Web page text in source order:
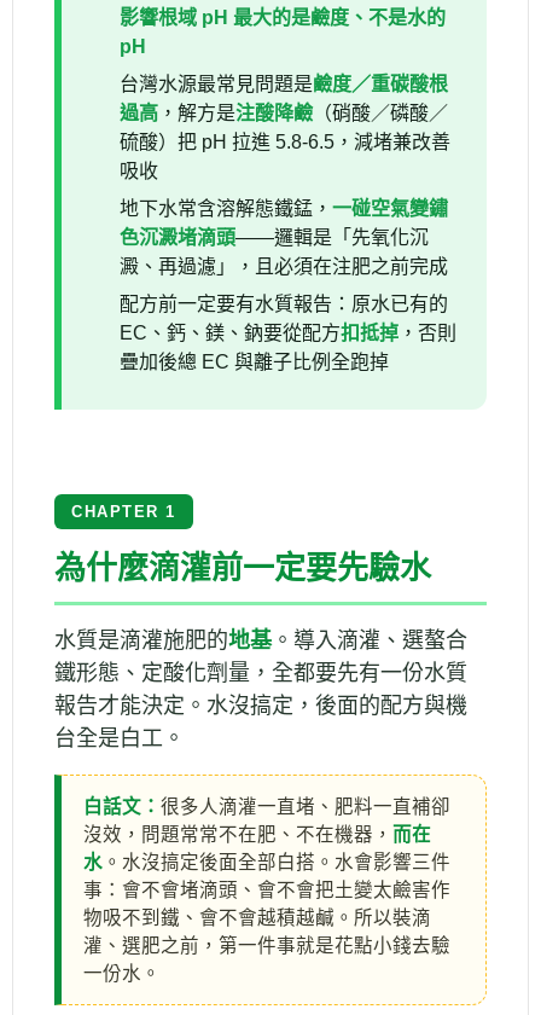
影響根域 pH 最大的是鹼度、不是水的
pH
台灣水源最常見問題是鹼度／重碳酸根
過高 ，解方是注酸降鹼（硝酸／磷酸／
硫酸）把 pH 拉進 5.8-6.5，減堵兼改善
吸收
地下水常含溶解態鐵錳， 一碰空氣變鏽
色沉澱堵滴頭——邏輯是「先氧化沉
澱、再過濾」，且必須在注肥之前完成
配方前一定要有水質報告：原水已有的
EC、鈣、鎂、鈉要從配方扣抵掉 ，否則
疊加後總 EC 與離子比例全跑掉
CHAPTER 1
為什麼滴灌前一定要先驗水
水質是滴灌施肥的地基。導入滴灌、選螯合
鐵形態、定酸化劑量，全都要先有一份水質
報告才能決定。水沒搞定，後面的配方與機
台全是白工。
白話文： 很多人滴灌一直堵、肥料一直補卻
沒效，問題常常不在肥、不在機器， 而在
水 。水沒搞定後面全部白搭。水會影響三件
事：會不會堵滴頭、會不會把土變太鹼害作
物吸不到鐵、會不會越積越鹹。所以裝滴
灌、選肥之前，第一件事就是花點小錢去驗
一份水。